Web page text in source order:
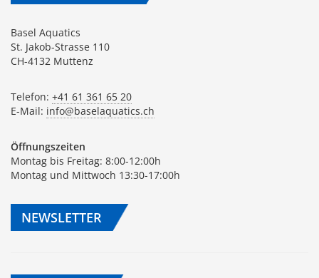
Basel Aquatics
St. Jakob-Strasse 110
CH-4132 Muttenz
Telefon: +41 61 361 65 20
E-Mail: info@baselaquatics.ch
Öffnungszeiten
Montag bis Freitag: 8:00-12:00h
Montag und Mittwoch 13:30-17:00h
NEWSLETTER